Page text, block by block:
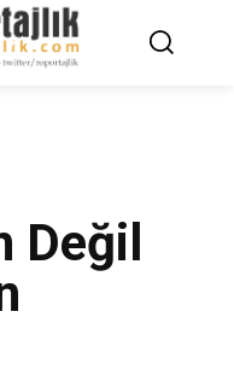
Değil